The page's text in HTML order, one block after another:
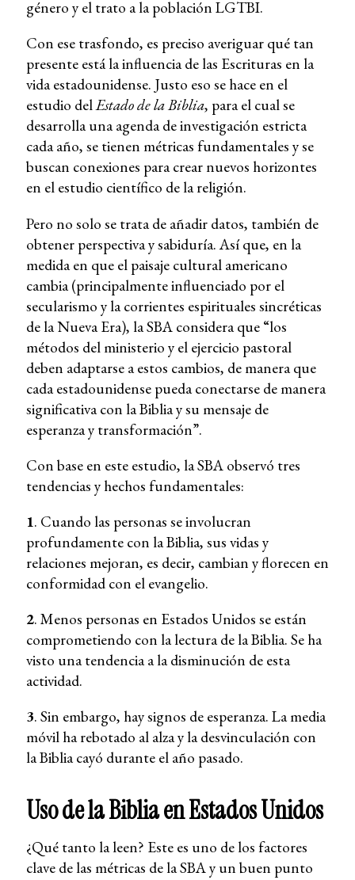
género y el trato a la población LGTBI.
Con ese trasfondo, es preciso averiguar qué tan
presente está la influencia de las Escrituras en la
vida estadounidense. Justo eso se hace en el
estudio delEstado de la Biblia, para el cual se
desarrolla una agenda de investigación estricta
cada año, se tienen métricas fundamentales y se
buscan conexiones para crear nuevos horizontes
en el estudio científico de la religión.
Pero no solo se trata de añadir datos, también de
obtener perspectiva y sabiduría. Así que, en la
medida en que el paisaje cultural americano
cambia (principalmente influenciado por el
secularismo y la corrientes espirituales sincréticas
de la Nueva Era), la SBA considera que “los
métodos del ministerio y el ejercicio pastoral
deben adaptarse a estos cambios, de manera que
cada estadounidense pueda conectarse de manera
significativa con la Biblia y su mensaje de
esperanza y transformación”.
Con base en este estudio, la SBA observó tres
tendencias y hechos fundamentales:
1. Cuando las personas se involucran
profundamente con la Biblia, sus vidas y
relaciones mejoran, es decir, cambian y florecen en
conformidad con el evangelio.
2. Menos personas en Estados Unidos se están
comprometiendo con la lectura de la Biblia. Se ha
visto una tendencia a la disminución de esta
actividad.
3. Sin embargo, hay signos de esperanza. La media
móvil ha rebotado al alza y la desvinculación con
la Biblia cayó durante el año pasado.
Uso de la Biblia en Estados Unidos
¿Qué tanto la leen? Este es uno de los factores
clave de las métricas de la SBA y un buen punto